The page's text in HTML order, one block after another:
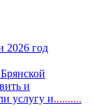
2026 год
и
услугу и..........